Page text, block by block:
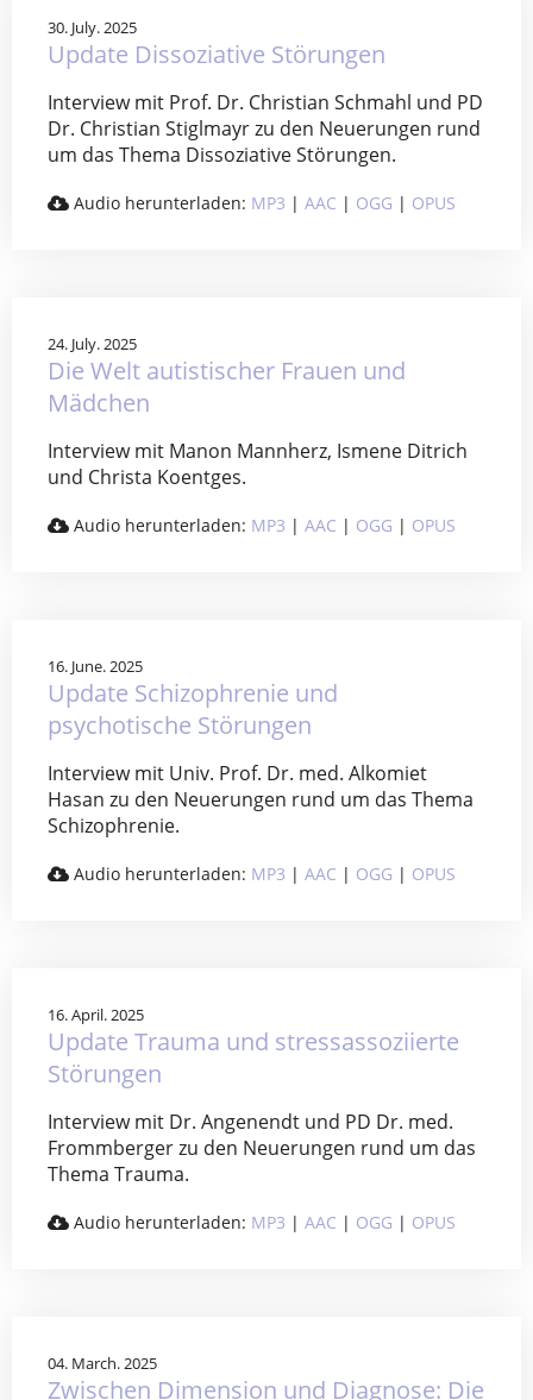
30. July. 2025
Update Dissoziative Störungen
Interview mit Prof. Dr. Christian Schmahl und PD
Dr. Christian Stiglmayr zu den Neuerungen rund
um das Thema Dissoziative Störungen.
Audio herunterladen: MP3 | AAC | OGG | OPUS
24. July. 2025
Die Welt autistischer Frauen und
Mädchen
Interview mit Manon Mannherz, Ismene Ditrich
und Christa Koentges.
Audio herunterladen: MP3 | AAC | OGG | OPUS
16. June. 2025
Update Schizophrenie und
psychotische Störungen
Interview mit Univ. Prof. Dr. med. Alkomiet
Hasan zu den Neuerungen rund um das Thema
Schizophrenie.
Audio herunterladen: MP3 | AAC | OGG | OPUS
16. April. 2025
Update Trauma und stressassoziierte
Störungen
Interview mit Dr. Angenendt und PD Dr. med.
Frommberger zu den Neuerungen rund um das
Thema Trauma.
Audio herunterladen: MP3 | AAC | OGG | OPUS
04. March. 2025
Zwischen Dimension und Diagnose: Die